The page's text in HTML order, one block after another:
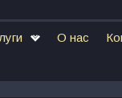
О нас